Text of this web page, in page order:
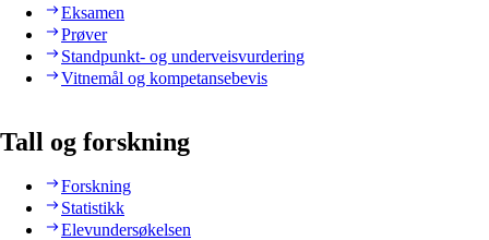
Eksamen
Prøver
Standpunkt- og underveisvurdering
Vitnemål og kompetansebevis
Tall og forskning
Forskning
Statistikk
Elevundersøkelsen